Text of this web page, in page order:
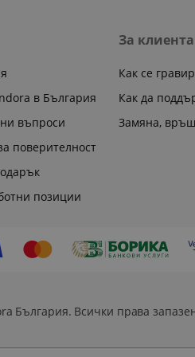
в България
въпроси
поверителност
позиции
За клиента
Как се
Как да
Замяна,
България. Всички права